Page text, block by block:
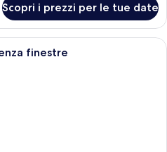
Scopri i prezzi per le tue date
1 camera, una cassaforte in camera,
finestre